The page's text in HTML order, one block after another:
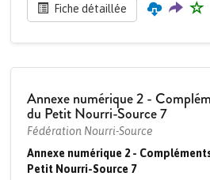
Fiche détaillée
Annexe numérique 2 -
du Petit Nourri-Source 7
Fédération Nourri-Source
Annexe numérique 2 -
Petit Nourri-Source 7